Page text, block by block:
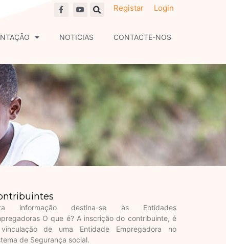
F
a
b
o
Y
o
u
b
Registar Login
NOTICIAS CONTACTE-NOS
informação destina-se às Entidades
O que é? A inscrição do contribuinte, é
de uma Entidade Empregadora no
de Segurança social.